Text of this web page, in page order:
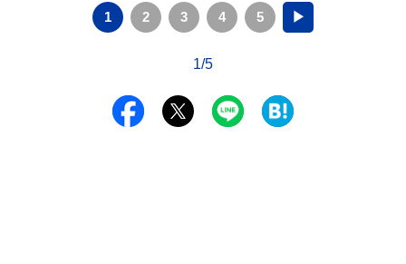
1 2 3 4 5 ▶
1/5